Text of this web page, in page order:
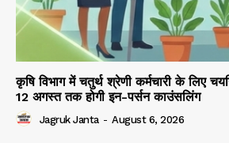
कृषि विभाग में चतुर्थ श्रेणी कर्मचारी के लिए
12 अगस्त तक होगी इन-पर्सन काउंसलिंग
Jagruk Janta - August 6, 2026